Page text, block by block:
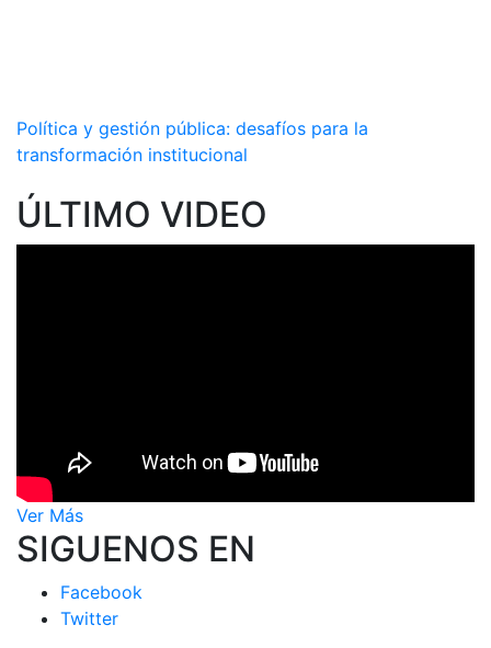
Política y gestión pública: desafíos para la
transformación institucional
ÚLTIMO VIDEO
Ver Más
SIGUENOS EN
Facebook
Twitter